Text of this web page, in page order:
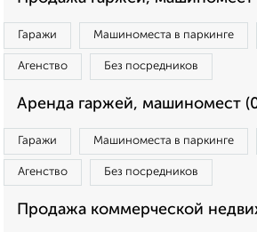
Гаражи Машиноместа в паркинге
Агенство Без посредников
Аренда гаржей, машиномест
Гаражи Машиноместа в паркинге
Агенство Без посредников
Продажа коммерческой